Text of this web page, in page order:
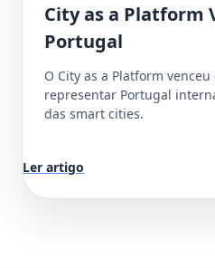
City as a Platform
Portugal
O City as a Platform
representar Portugal
das smart cities.
Ler artigo